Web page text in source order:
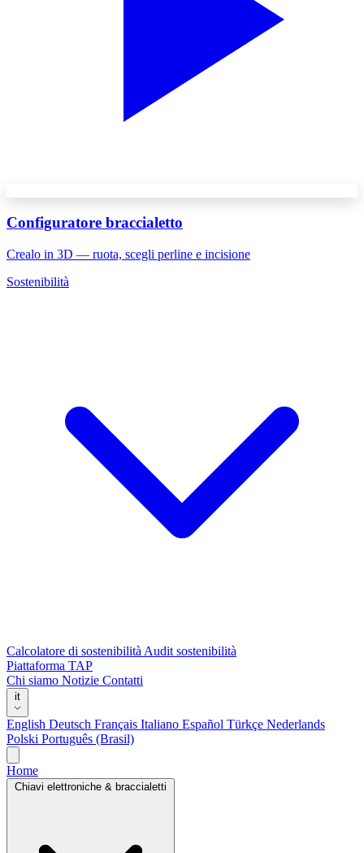
Configuratore braccialetto
Crealo in 3D — ruota, scegli perline e incisione
Sostenibilità
Calcolatore di sostenibilità Audit sostenibilità
Piattaforma TAP
Chi siamo Notizie Contatti
it
English Deutsch Français Italiano Español Türkçe Nederlands
Polski Português (Brasil)
Home